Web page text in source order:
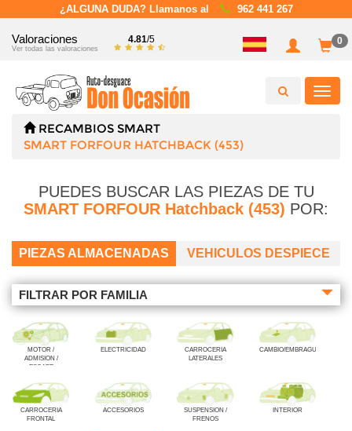
¿ALGUNA DUDA? Llamanos al 962 441 267
Valoraciones
Ver todas las valoraciones
4.81/5 0
RECAMBIOS SMART
SMART FORFOUR HATCHBACK (453)
PUEDES BUSCAR LAS PIEZAS DE TU
SMART FORFOUR Hatchback (453) POR:
PIEZAS ALMACENADAS VEHICULOS DESPIECE
FILTRAR POR FAMILIA
MOTOR /
ADMISION /
ESCAPE
ELECTRICIDAD
CARROCERIA
LATERALES
CAMBIO/EMBRAGUE
CARROCERIA
FRONTAL
ACCESORIOS
SUSPENSION /
FRENOS
INTERIOR